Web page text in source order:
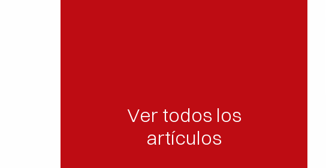
Ver todos los
artículos